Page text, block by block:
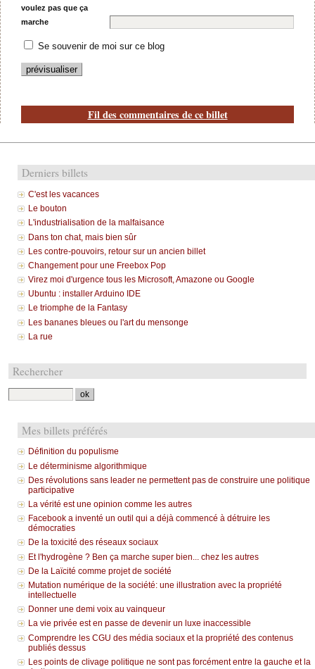
voulez pas que ça
marche
Se souvenir de moi sur ce blog
Fil des commentaires de ce billet
Derniers billets
C'est les vacances
Le bouton
L'industrialisation de la malfaisance
Dans ton chat, mais bien sûr
Les contre-pouvoirs, retour sur un ancien billet
Changement pour une Freebox Pop
Virez moi d'urgence tous les Microsoft, Amazone ou Google
Ubuntu : installer Arduino IDE
Le triomphe de la Fantasy
Les bananes bleues ou l'art du mensonge
La rue
Rechercher
Mes billets préférés
Définition du populisme
Le déterminisme algorithmique
Des révolutions sans leader ne permettent pas de construire une politique
participative
La vérité est une opinion comme les autres
Facebook a inventé un outil qui a déjà commencé à détruire les
démocraties
De la toxicité des réseaux sociaux
Et l'hydrogène ? Ben ça marche super bien... chez les autres
De la Laïcité comme projet de société
Mutation numérique de la société: une illustration avec la propriété
intellectuelle
Donner une demi voix au vainqueur
La vie privée est en passe de devenir un luxe inaccessible
Comprendre les CGU des média sociaux et la propriété des contenus
publiés dessus
Les points de clivage politique ne sont pas forcément entre la gauche et la